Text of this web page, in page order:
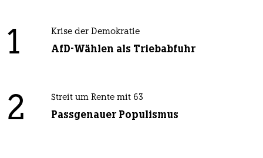
1 Krise der Demokratie
AfD-Wählen als Triebabfuhr
2 Streit um Rente mit 63
Passgenauer Populismus